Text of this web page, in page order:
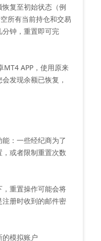
复至初始状态（例
所有当前持仓和交易
钟，重置即可完
APP，使用原来
发现余额已恢复，
：一些经纪商为了
或者限制重置次数
重置操作可能会将
册时收到的邮件密
模拟账户